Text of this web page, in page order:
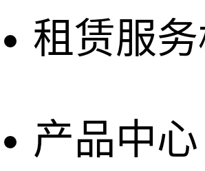
产品中心